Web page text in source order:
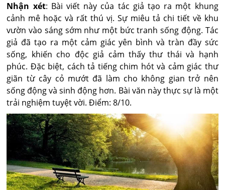
Nhận xét: Bài viết này của tác giả tạo ra một khung
cảnh mê hoặc và rất thú vị. Sự miêu tả chi tiết về khu
vườn vào sáng sớm như một bức tranh sống động. Tác
giả đã tạo ra một cảm giác yên bình và tràn đầy sức
sống, khiến cho độc giả cảm thấy thư thái và hạnh
phúc. Đặc biệt, cách tả tiếng chim hót và cảm giác thư
giãn từ cây cỏ mướt đã làm cho không gian trở nên
sống động và sinh động hơn. Bài văn này thực sự là một
trải nghiệm tuyệt vời. Điểm: 8/10.